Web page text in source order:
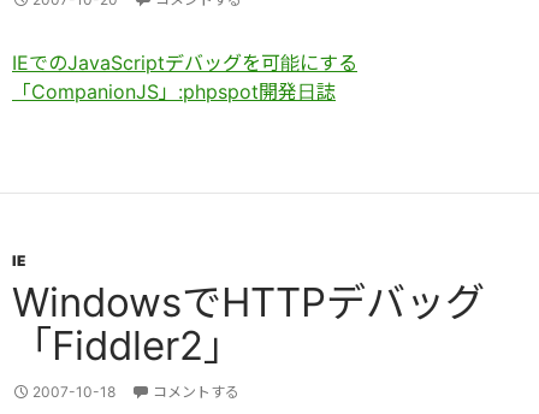
IEでのJavaScriptデバッグを可能にする
「CompanionJS」:phpspot開発日誌
IE
WindowsでHTTPデバッグ
「Fiddler2」
2007-10-18 コメントする